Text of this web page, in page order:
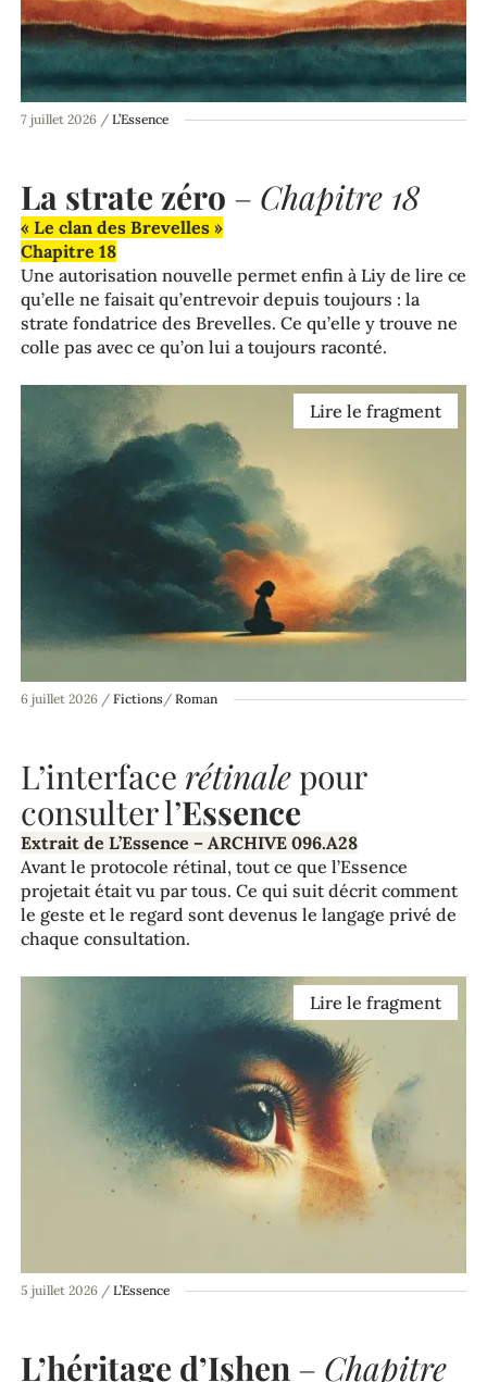
7 juillet 2026 / L’Essence
La strate zéro – Chapitre 18
6 juillet 2026 / Fictions/ Roman
« Le clan des Brevelles »
Chapitre 18
Une autorisation nouvelle permet enfin à Liy de lire ce
qu’elle ne faisait qu’entrevoir depuis toujours : la
strate fondatrice des Brevelles. Ce qu’elle y trouve ne
colle pas avec ce qu’on lui a toujours raconté.
Lire le fragment
L’interface rétinalepour
consulter l’Essence
5 juillet 2026 / L’Essence
Extrait de L’Essence – ARCHIVE 096.A28
Avant le protocole rétinal, tout ce que l’Essence
projetait était vu par tous. Ce qui suit décrit comment
le geste et le regard sont devenus le langage privé de
chaque consultation.
Lire le fragment
L’héritage d’Ishen – Chapitre